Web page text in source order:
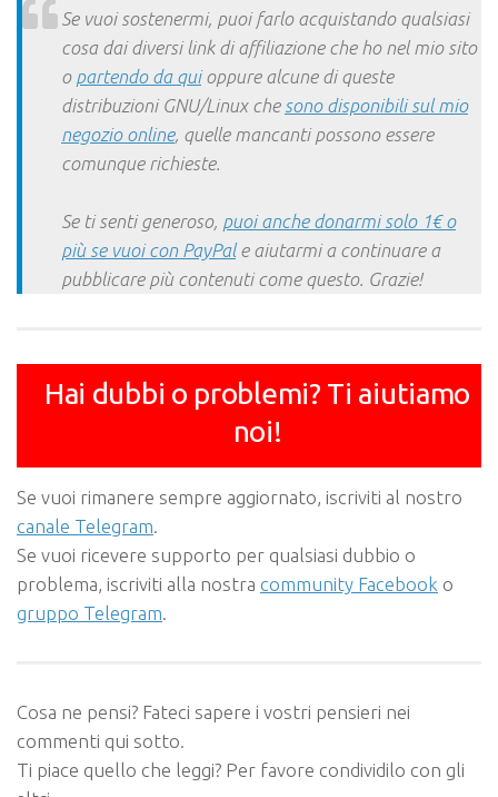
Se vuoi sostenermi, puoi farlo acquistando qualsiasi
cosa dai diversi link di affiliazione che ho nel mio sito
o partendo da quioppure alcune di queste
distribuzioni GNU/Linux che sono disponibili sul mio
negozio online, quelle mancanti possono essere
comunque richieste.
Se ti senti generoso, puoi anche donarmi solo 1€ o
più se vuoi con PayPale aiutarmi a continuare a
pubblicare più contenuti come questo. Grazie!
Hai dubbi o problemi? Ti aiutiamo
noi!
Se vuoi rimanere sempre aggiornato, iscriviti al nostro
canale Telegram.
Se vuoi ricevere supporto per qualsiasi dubbio o
problema, iscriviti alla nostra community Facebook o
gruppo Telegram.
Cosa ne pensi? Fateci sapere i vostri pensieri nei
commenti qui sotto.
Ti piace quello che leggi? Per favore condividilo con gli